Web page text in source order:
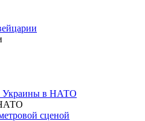
Украины в НАТО
сценой